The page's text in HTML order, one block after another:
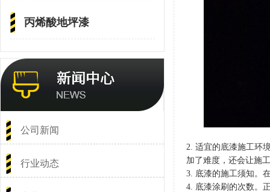
丙烯酸地坪漆
公司新闻
行业动态
2. 适宜的底漆施工环
加了难度，还会让施
3. 底漆的施工须知。
4. 底漆涂刷的次数。